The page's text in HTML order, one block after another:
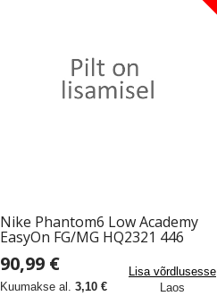
Nike Phantom6 Low Academy
EasyOn FG/MG HQ2321 446
Football Boots (43)
90,99 €
Kuumakse al. 3,10 €
Lisa võrdlusesse
Laos